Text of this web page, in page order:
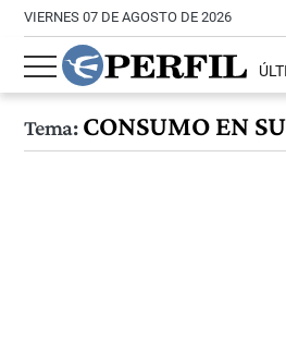
VIERNES 07 DE AGOSTO DE 2026
Tema:CONSUMO EN